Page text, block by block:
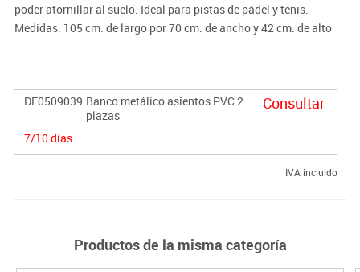
poder atornillar al suelo. Ideal para pistas de pádel y tenis.
Medidas: 105 cm. de largo por 70 cm. de ancho y 42 cm. de alto
DE0509039 Banco metálico asientos PVC 2
plazas
7/10 días
Consultar
IVA incluido
Productos de la misma categoría